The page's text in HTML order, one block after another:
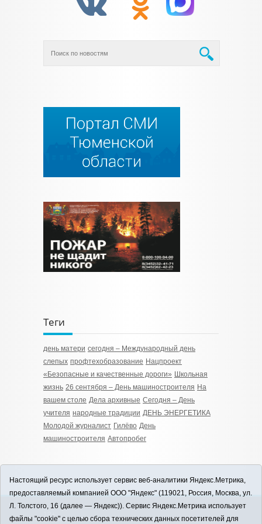
Теги
день матери сегодня – Международный день
слепых профтехобразование Нацпроект
«Безопасные и качественные дороги» Школьная
жизнь 26 сентября – День машиностроителя На
вашем столе Дела архивные Сегодня – День
учителя народные традиции ДЕНЬ ЭНЕРГЕТИКА
Молодой журналист Гилёво День
машиностроителя Автопробег
12+
Настоящий ресурс использует сервис веб-аналитики Яндекс.Метрика,
предоставляемый компанией ООО "Яндекс" (119021, Россия, Москва, ул.
Л. Толстого, 16 (далее — Яндекс)). Сервис Яндекс.Метрика использует
файлы "cookie" с целью сбора технических данных посетителей для